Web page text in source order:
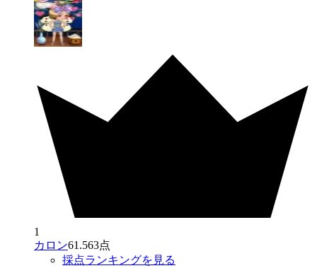
1
カロン61.563点
採点ランキングを見る